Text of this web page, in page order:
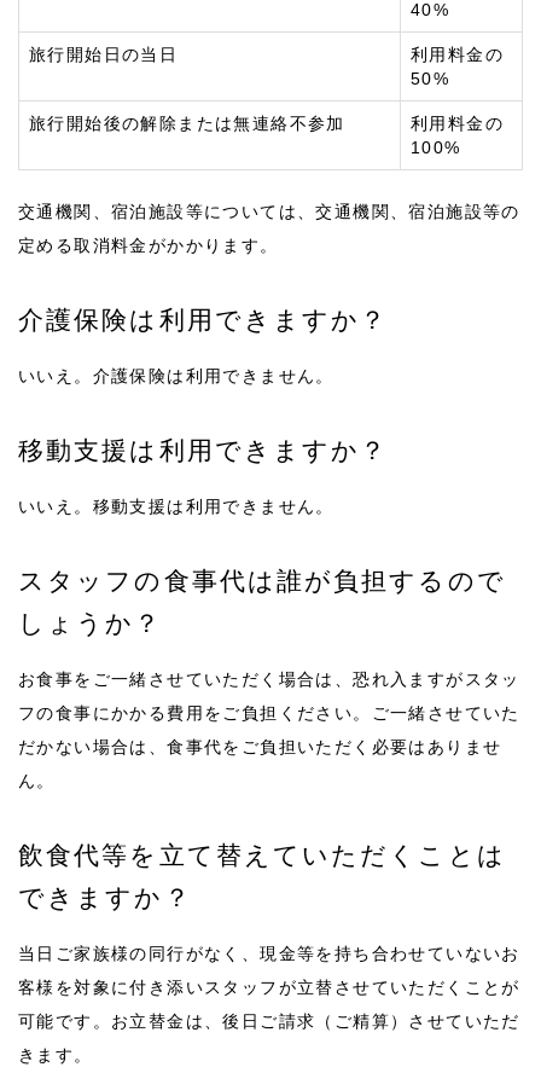
40%
旅行開始日の当日
利用料金の
50%
旅行開始後の解除または無連絡不参加
利用料金の
100%
交通機関、宿泊施設等については、交通機関、宿泊施設等の
定める取消料金がかかります。
介護保険は利用できますか？
いいえ。介護保険は利用できません。
移動支援は利用できますか？
いいえ。移動支援は利用できません。
スタッフの食事代は誰が負担するので
しょうか？
お食事をご一緒させていただく場合は、恐れ入ますがスタッ
フの食事にかかる費用をご負担ください。ご一緒させていた
だかない場合は、食事代をご負担いただく必要はありませ
ん。
飲食代等を立て替えていただくことは
できますか？
当日ご家族様の同行がなく、現金等を持ち合わせていないお
客様を対象に付き添いスタッフが立替させていただくことが
可能です。お立替金は、後日ご請求（ご精算）させていただ
きます。